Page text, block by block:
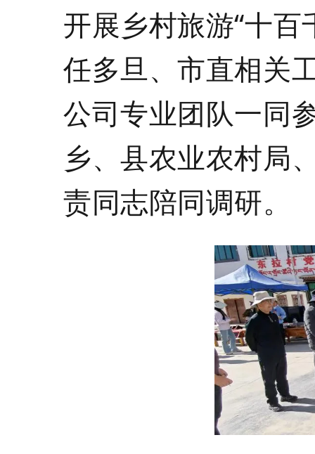
开展乡村旅游“十百
任多旦、市直相关
公司专业团队一同
乡、县农业农村局
责同志陪同调研。